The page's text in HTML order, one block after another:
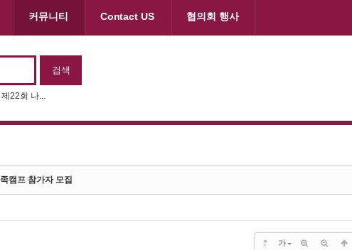
커뮤니티 Contact US 협의회 행사
성료
캠프 참가자 모집
? 가